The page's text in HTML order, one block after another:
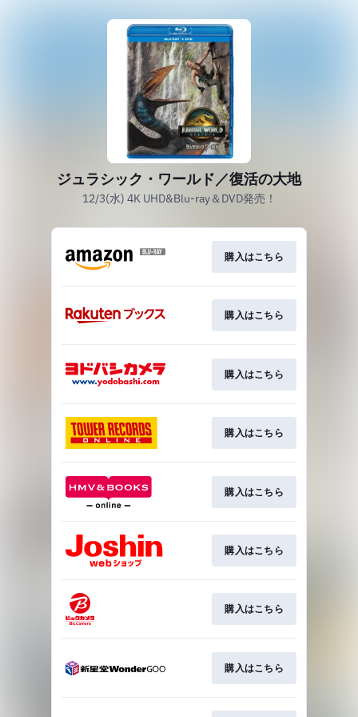
ジュラシック・ワールド／復活の大地
12/3(水) 4K UHD&Blu-ray＆DVD発売！
購入はこちら
購入はこちら
購入はこちら
購入はこちら
購入はこちら
購入はこちら
購入はこちら
購入はこちら